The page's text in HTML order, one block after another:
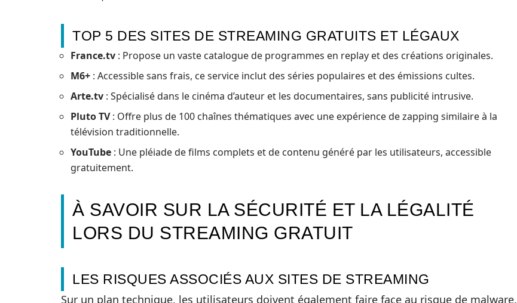
TOP 5 DES SITES DE STREAMING GRATUITS ET LÉGAUX
France.tv : Propose un vaste catalogue de programmes en replay et des créations originales.
M6+ : Accessible sans frais, ce service inclut des séries populaires et des émissions cultes.
Arte.tv : Spécialisé dans le cinéma d’auteur et les documentaires, sans publicité intrusive.
Pluto TV: Offre plus de 100 chaînes thématiques avec une expérience de zapping similaire à la
télévision traditionnelle.
YouTube : Une pléiade de films complets et de contenu généré par les utilisateurs, accessible
gratuitement.
À SAVOIR SUR LA SÉCURITÉ ET LA LÉGALITÉ
LORS DU STREAMING GRATUIT
LES RISQUES ASSOCIÉS AUX SITES DE STREAMING
Sur un plan technique, les utilisateurs doivent également faire face au risque de malware.